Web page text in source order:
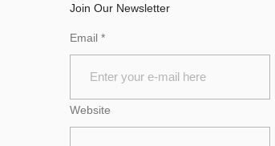
Join Our Newsletter
Email *
Website